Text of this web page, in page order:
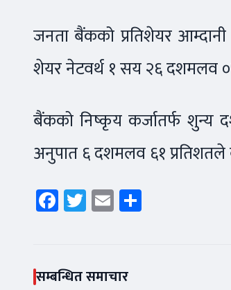
जनता बैंकको प्रतिशेयर
शेयर नेटवर्थ १ सय २६ दशमलव
बैंकको निष्कृय कर्जातर्फ शुन्य
अनुपात ६ दशमलव ६१
Facebook
Twitter
Email
सम्बन्धित समाचार